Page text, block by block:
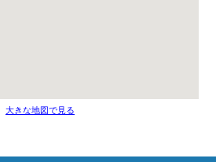
大きな地図で見る